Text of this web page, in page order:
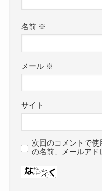
名前 ※
メール ※
サイト
次回のコメントで
の名前、メールアド